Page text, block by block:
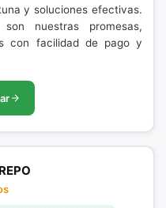
y soluciones efectivas.
nuestras promesas,
con facilidad de pago y